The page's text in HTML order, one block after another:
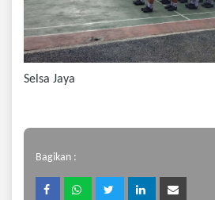
Selsa Jaya
Bagikan :